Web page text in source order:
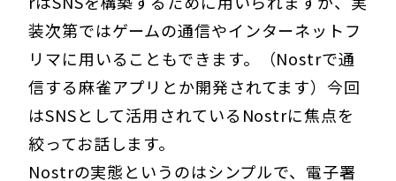
装次第ではゲームの通信やインターネットフ
リマに用いることもできます。（Nostrで通
信する麻雀アプリとか開発されてます）今回
はSNSとして活用されているNostrに焦点を
絞ってお話します。
Nostrの実態というのはシンプルで、電子署